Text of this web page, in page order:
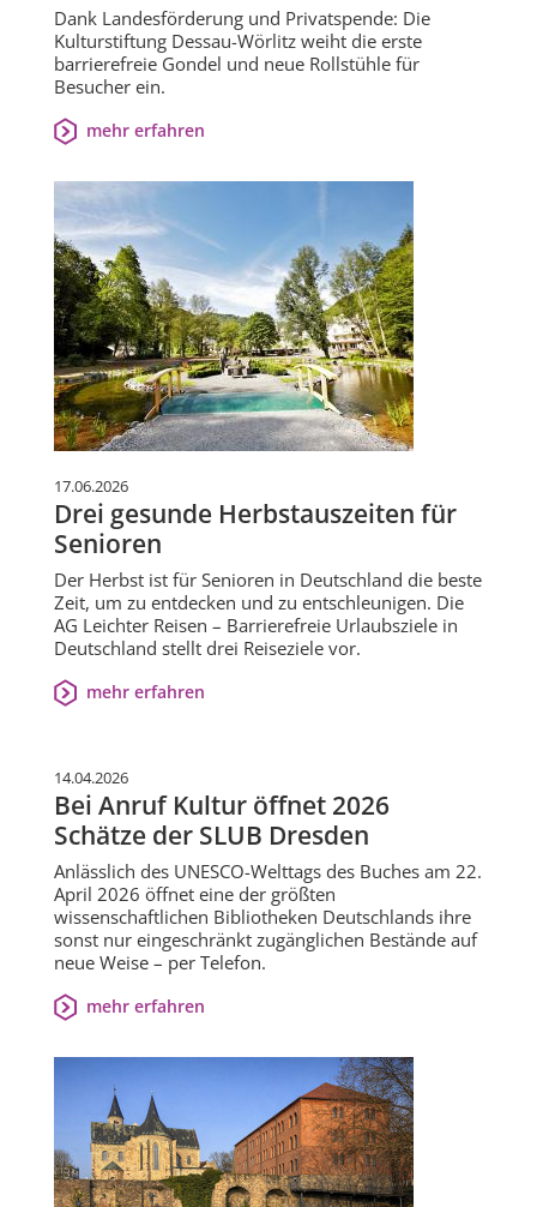
Dank Landesförderung und Privatspende: Die
Kulturstiftung Dessau-Wörlitz weiht die erste
barrierefreie Gondel und neue Rollstühle für
Besucher ein.
mehr erfahren
17.06.2026
Drei gesunde Herbstauszeiten für
Senioren
Der Herbst ist für Senioren in Deutschland die beste
Zeit, um zu entdecken und zu entschleunigen. Die
AG Leichter Reisen – Barrierefreie Urlaubsziele in
Deutschland stellt drei Reiseziele vor.
mehr erfahren
14.04.2026
Bei Anruf Kultur öffnet 2026
Schätze der SLUB Dresden
Anlässlich des UNESCO-Welttags des Buches am 22.
April 2026 öffnet eine der größten
wissenschaftlichen Bibliotheken Deutschlands ihre
sonst nur eingeschränkt zugänglichen Bestände auf
neue Weise – per Telefon.
mehr erfahren